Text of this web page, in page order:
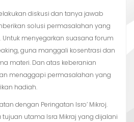
diskusi dan tanya jawab
solusi permasalahan yang
menyegarkan suasana forum
guna manggali kosentrasi dan
materi. Dan atas keberanian
menaggapi permasalahan yang
hadiah.
dengan Peringatan Isro’ Mikroj.
utama Isra Mikraj yang dijalani